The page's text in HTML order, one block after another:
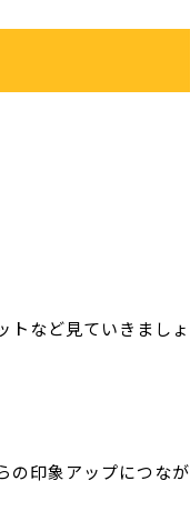
トなど見ていきましょ
の印象アップにつなが